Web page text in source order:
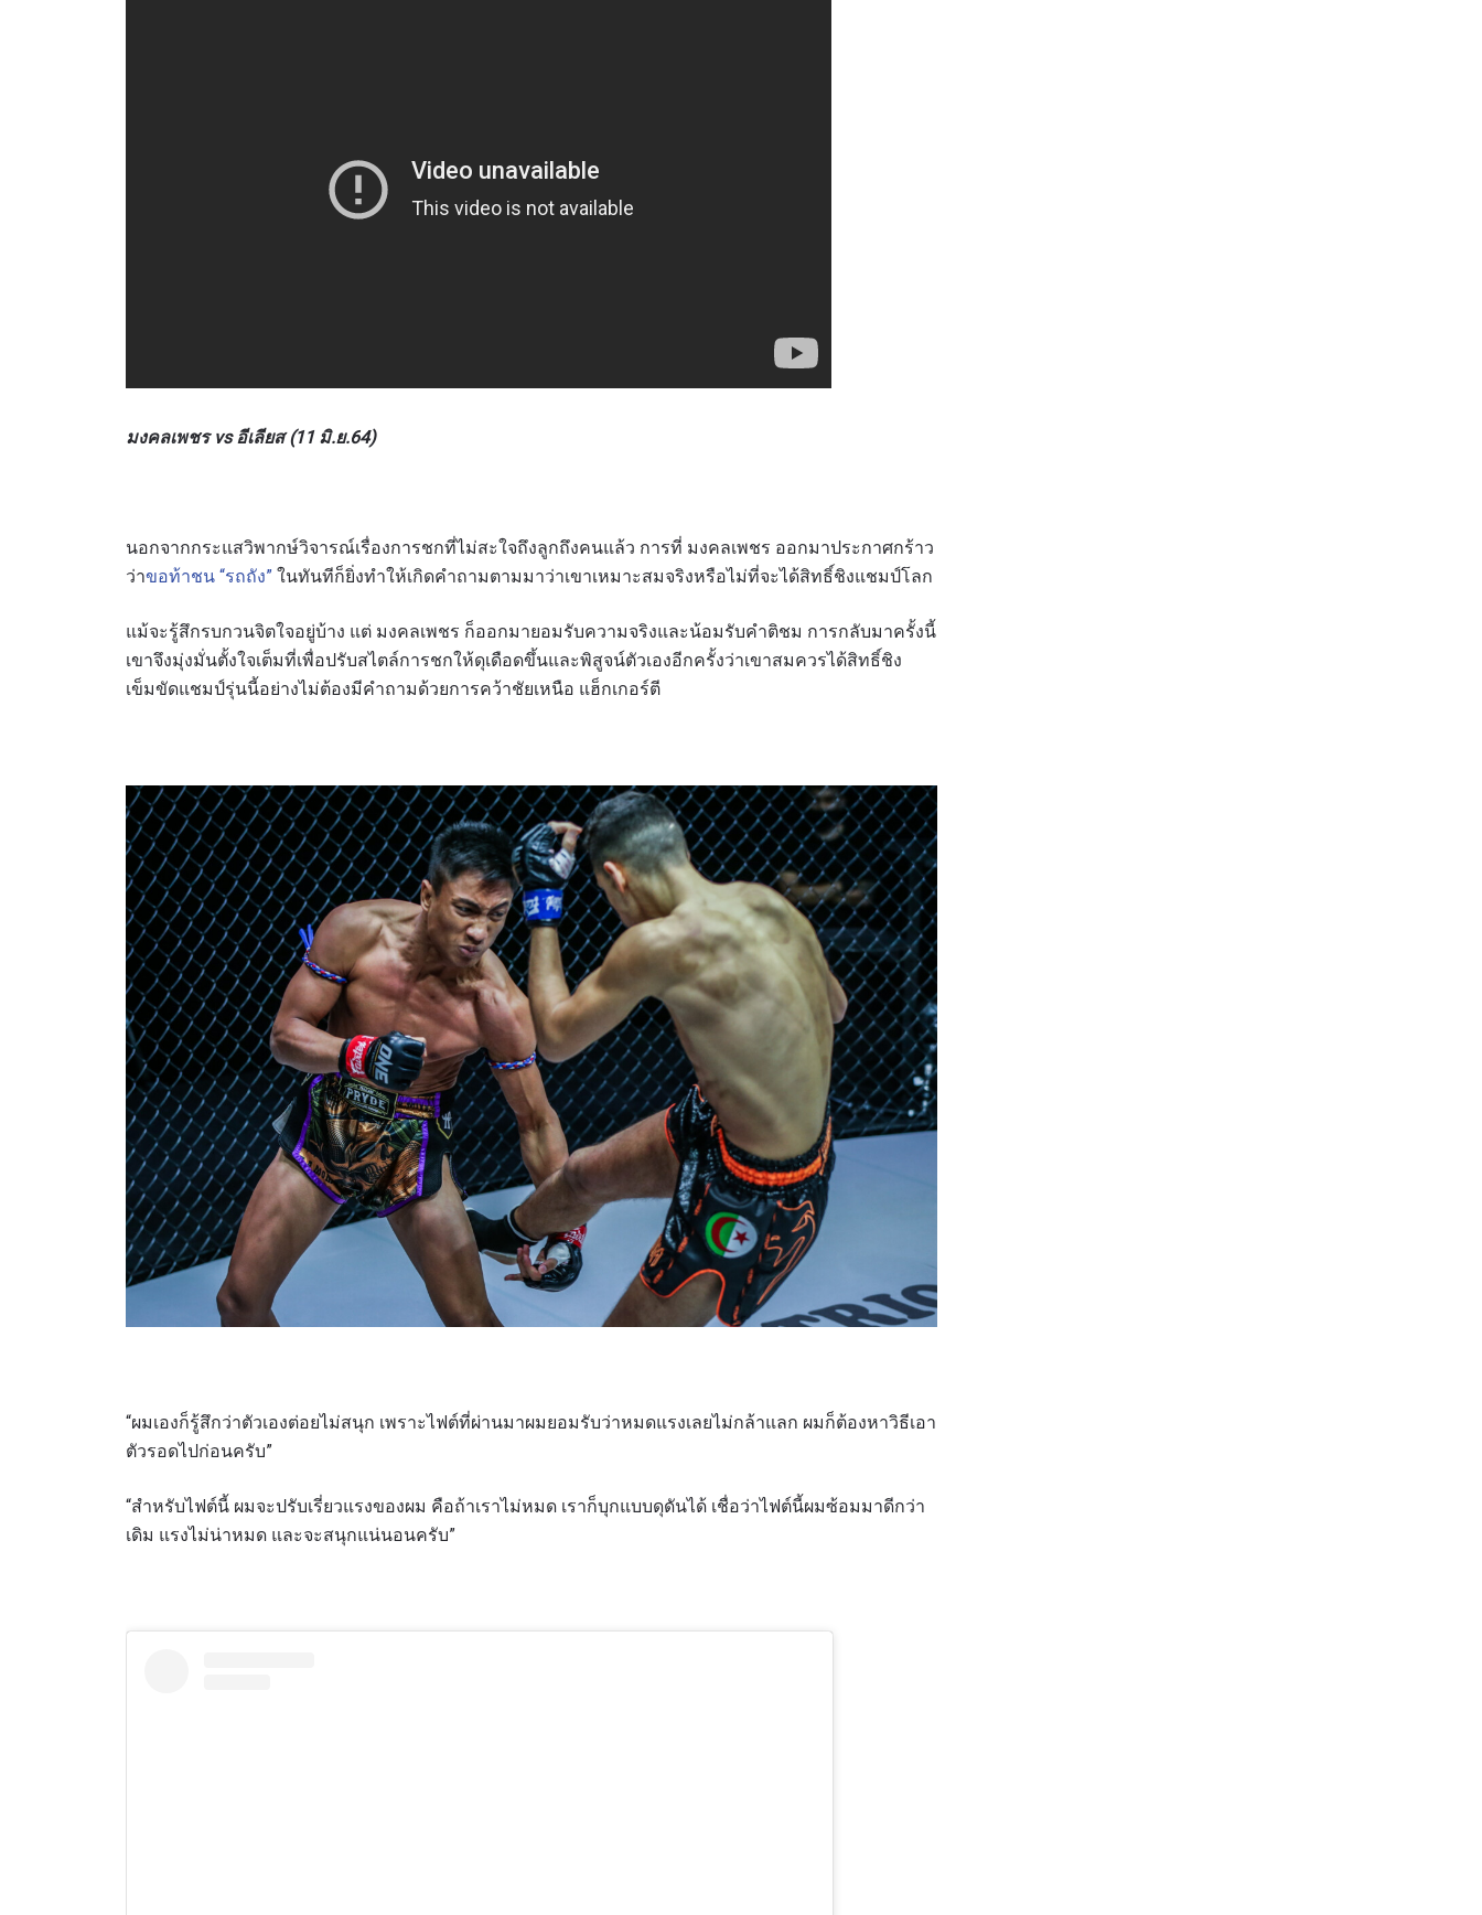
มงคลเพชร vs อีเลียส(11 มิ.ย.64)
นอกจากกระแสวิพากษ์วิจารณ์เรื่องการชกที่ไม่สะใจถึงลูกถึงคนแล้ว การที่ มงคลเพชร ออกมาประกาศกร้าว
ว่าขอท้าชน “รถถัง” ในทันทีก็ยิ่งทำให้เกิดคำถามตามมาว่าเขาเหมาะสมจริงหรือไม่ที่จะได้สิทธิ์ชิงแชมป์โลก
แม้จะรู้สึกรบกวนจิตใจอยู่บ้าง แต่ มงคลเพชร ก็ออกมายอมรับความจริงและน้อมรับคำติชม การกลับมาครั้งนี้
เขาจึงมุ่งมั่นตั้งใจเต็มที่เพื่อปรับสไตล์การชกให้ดุเดือดขึ้นและพิสูจน์ตัวเองอีกครั้งว่าเขาสมควรได้สิทธิ์ชิง
เข็มขัดแชมป์รุ่นนี้อย่างไม่ต้องมีคำถามด้วยการคว้าชัยเหนือ แฮ็กเกอร์ตี
“ผมเองก็รู้สึกว่าตัวเองต่อยไม่สนุก เพราะไฟต์ที่ผ่านมาผมยอมรับว่าหมดแรงเลยไม่กล้าแลก ผมก็ต้องหาวิธีเอา
ตัวรอดไปก่อนครับ”
“สำหรับไฟต์นี้ ผมจะปรับเรี่ยวแรงของผม คือถ้าเราไม่หมด เราก็บุกแบบดุดันได้ เชื่อว่าไฟต์นี้ผมซ้อมมาดีกว่า
เดิม แรงไม่น่าหมด และจะสนุกแน่นอนครับ”
สมัครเพื่อไม่พลาดข่าวเด็ด
สมัคร
การส่งแบบฟอร์มนี้ถือว่าท่านให้ความยินยอมให้เรารวบรวม ใช้งาน และเปิด
เผยข้อมูลของท่านภายใต้นโยบายความเป็นส่วนตัวของเรา ท่านสามารถยกเลิก
การสมัครรับข่าวสารได้ตลอดเวลา